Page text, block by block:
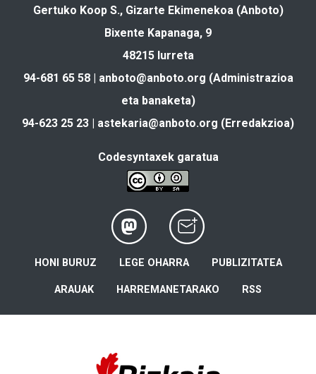
Gertuko Koop S., Gizarte Ekimenekoa (Anboto)
Bixente Kapanaga, 9
48215 Iurreta
94-681 65 58 | anboto@anboto.org (Administrazioa
eta banaketa)
94-623 25 23 | astekaria@anboto.org (Erredakzioa)
Codesyntaxek garatua
HONI BURUZ LEGE OHARRA PUBLIZITATEA
ARAUAK HARREMANETARAKO RSS